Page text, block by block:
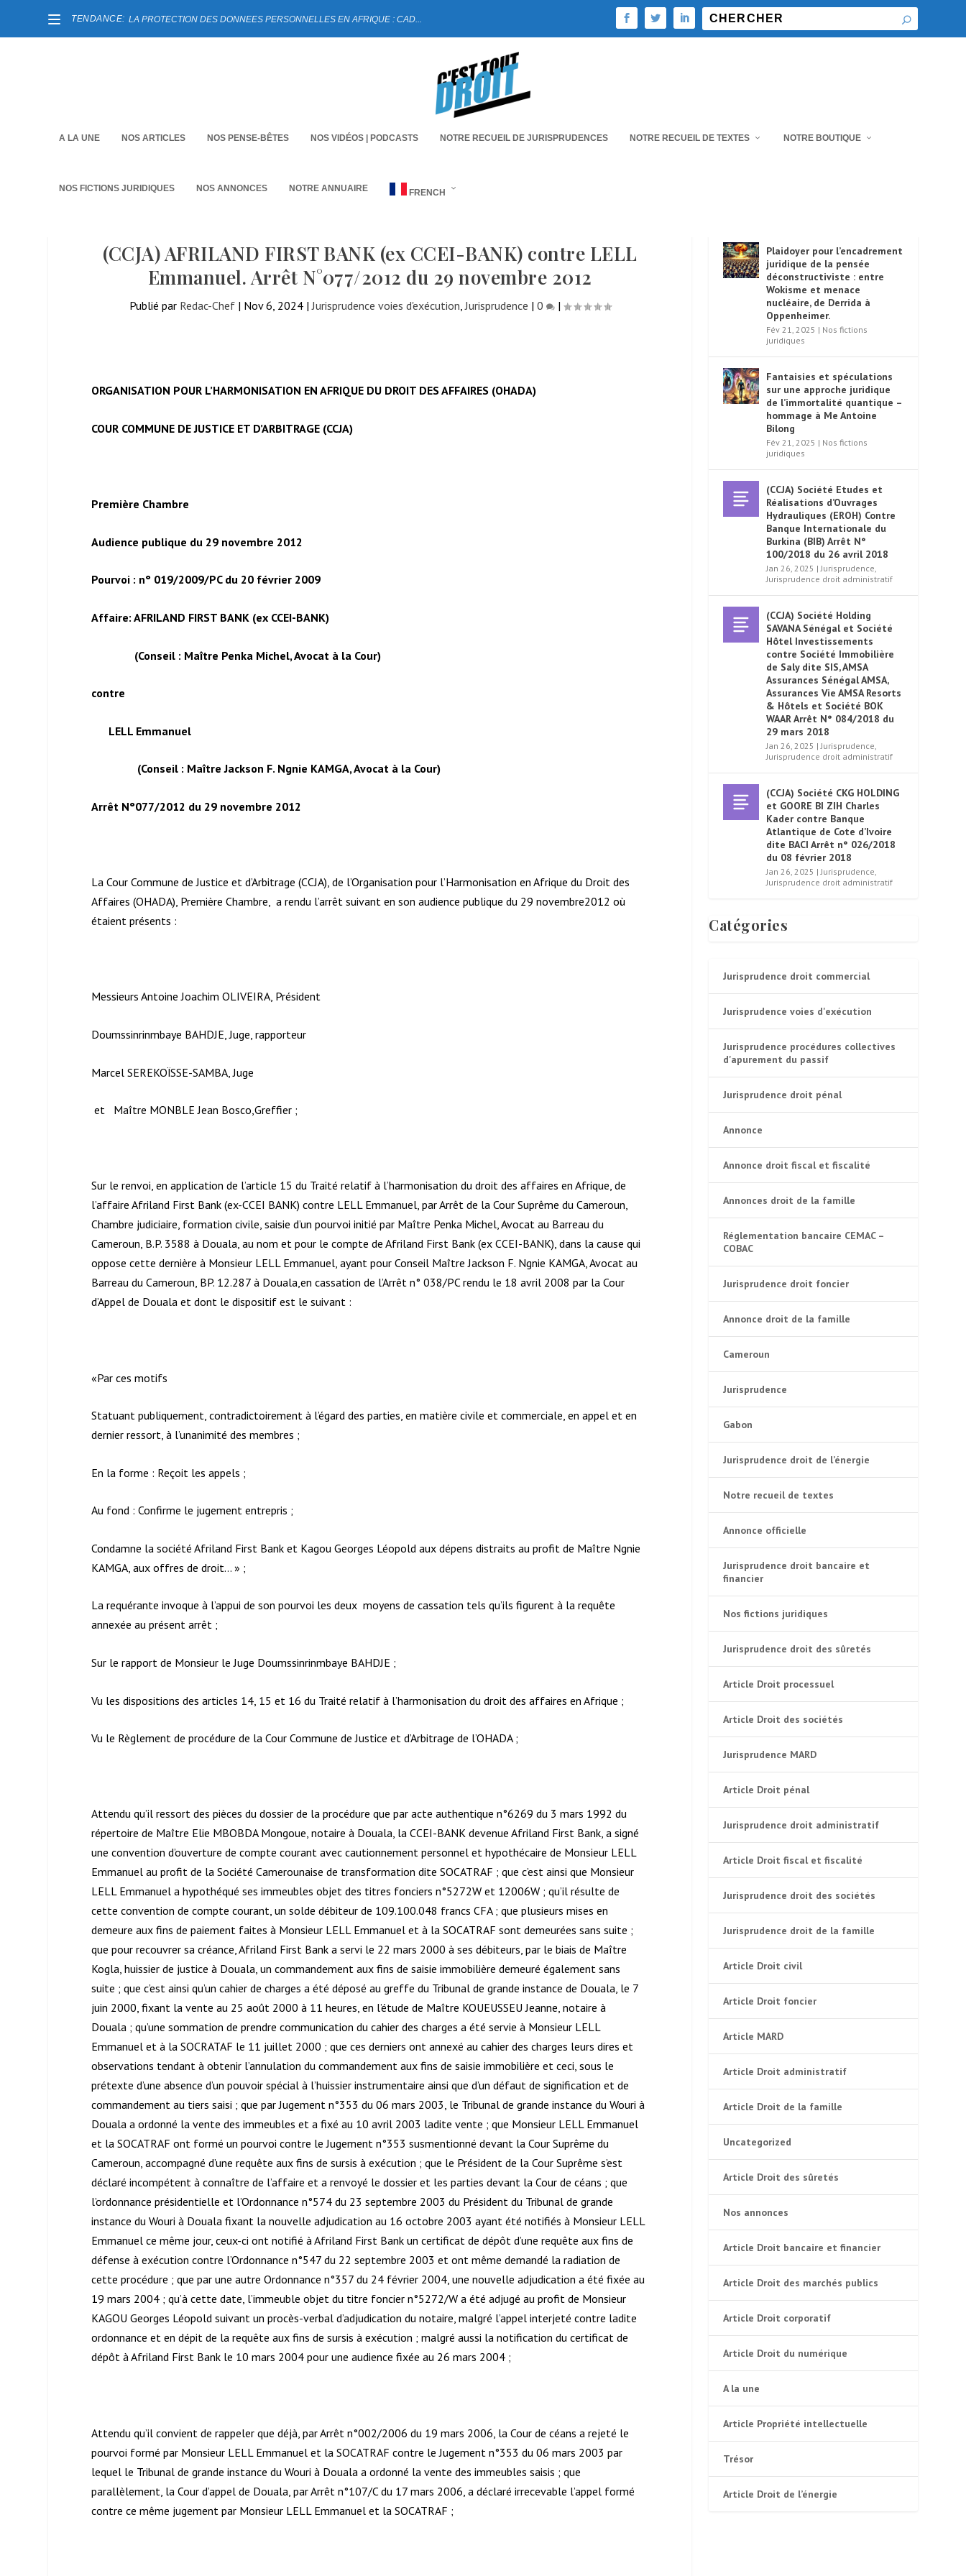
TENDANCE: LA PROTECTION DES DONNEES PERSONNELLES EN AFRIQUE : CAD...
A LA UNE NOS ARTICLES NOS PENSE-BÊTES NOS VIDÉOS | PODCASTS NOTRE RECUEIL DE JURISPRUDENCES NOTRE RECUEIL DE TEXTES NOTRE BOUTIQUE
NOS FICTIONS JURIDIQUES NOS ANNONCES NOTRE ANNUAIRE FRENCH
(CCJA) AFRILAND FIRST BANK (ex CCEI-BANK) contre LELL
Emmanuel. Arrêt N°077/2012 du 29 novembre 2012
Publié par Redac-Chef| Nov 6, 2024|Jurisprudence voies d'exécution,Jurisprudence | 0 |
ORGANISATION POUR L’HARMONISATION EN AFRIQUE DU DROIT DES AFFAIRES (OHADA)
COUR COMMUNE DE JUSTICE ET D’ARBITRAGE (CCJA)
Première Chambre
Audience publique du 29 novembre 2012
Pourvoi : n° 019/2009/PC du 20 février 2009
Affaire: AFRILAND FIRST BANK (ex CCEI-BANK)
(Conseil : Maître Penka Michel, Avocat à la Cour)
contre
LELL Emmanuel
(Conseil : Maître Jackson F. Ngnie KAMGA, Avocat à la Cour)
Arrêt N°077/2012 du 29 novembre 2012
La Cour Commune de Justice et d’Arbitrage (CCJA), de l’Organisation pour l’Harmonisation en Afrique du Droit des
Affaires (OHADA), Première Chambre, a rendu l’arrêt suivant en son audience publique du 29 novembre2012 où
étaient présents :
Messieurs Antoine Joachim OLIVEIRA, Président
Doumssinrinmbaye BAHDJE, Juge, rapporteur
Marcel SEREKOÏSSE-SAMBA, Juge
et Maître MONBLE Jean Bosco,Greffier ;
Sur le renvoi, en application de l’article 15 du Traité relatif à l’harmonisation du droit des affaires en Afrique, de
l’affaire Afriland First Bank (ex-CCEI BANK) contre LELL Emmanuel, par Arrêt de la Cour Suprême du Cameroun,
Chambre judiciaire, formation civile, saisie d’un pourvoi initié par Maître Penka Michel, Avocat au Barreau du
Cameroun, B.P. 3588 à Douala, au nom et pour le compte de Afriland First Bank (ex CCEI-BANK), dans la cause qui
oppose cette dernière à Monsieur LELL Emmanuel, ayant pour Conseil Maître Jackson F. Ngnie KAMGA, Avocat au
Barreau du Cameroun, BP. 12.287 à Douala,en cassation de l’Arrêt n° 038/PC rendu le 18 avril 2008 par la Cour
d’Appel de Douala et dont le dispositif est le suivant :
«Par ces motifs
Statuant publiquement, contradictoirement à l’égard des parties, en matière civile et commerciale, en appel et en
dernier ressort, à l’unanimité des membres ;
En la forme : Reçoit les appels ;
Au fond : Confirme le jugement entrepris ;
Condamne la société Afriland First Bank et Kagou Georges Léopold aux dépens distraits au profit de Maître Ngnie
KAMGA, aux offres de droit… » ;
La requérante invoque à l’appui de son pourvoi les deux moyens de cassation tels qu’ils figurent à la requête
annexée au présent arrêt ;
Sur le rapport de Monsieur le Juge Doumssinrinmbaye BAHDJE ;
Vu les dispositions des articles 14, 15 et 16 du Traité relatif à l’harmonisation du droit des affaires en Afrique ;
Vu le Règlement de procédure de la Cour Commune de Justice et d’Arbitrage de l’OHADA ;
Attendu qu’il ressort des pièces du dossier de la procédure que par acte authentique n°6269 du 3 mars 1992 du
répertoire de Maître Elie MBOBDA Mongoue, notaire à Douala, la CCEI-BANK devenue Afriland First Bank, a signé
une convention d’ouverture de compte courant avec cautionnement personnel et hypothécaire de Monsieur LELL
Emmanuel au profit de la Société Camerounaise de transformation dite SOCATRAF ; que c’est ainsi que Monsieur
LELL Emmanuel a hypothéqué ses immeubles objet des titres fonciers n°5272W et 12006W ; qu’il résulte de
cette convention de compte courant, un solde débiteur de 109.100.048 francs CFA ; que plusieurs mises en
demeure aux fins de paiement faites à Monsieur LELL Emmanuel et à la SOCATRAF sont demeurées sans suite ;
que pour recouvrer sa créance, Afriland First Bank a servi le 22 mars 2000 à ses débiteurs, par le biais de Maître
Kogla, huissier de justice à Douala, un commandement aux fins de saisie immobilière demeuré également sans
suite ; que c’est ainsi qu’un cahier de charges a été déposé au greffe du Tribunal de grande instance de Douala, le 7
juin 2000, fixant la vente au 25 août 2000 à 11 heures, en l’étude de Maître KOUEUSSEU Jeanne, notaire à
Douala ; qu’une sommation de prendre communication du cahier des charges a été servie à Monsieur LELL
Emmanuel et à la SOCRATAF le 11 juillet 2000 ; que ces derniers ont annexé au cahier des charges leurs dires et
observations tendant à obtenir l’annulation du commandement aux fins de saisie immobilière et ceci, sous le
prétexte d’une absence d’un pouvoir spécial à l’huissier instrumentaire ainsi que d’un défaut de signification et de
commandement au tiers saisi ; que par Jugement n°353 du 06 mars 2003, le Tribunal de grande instance du Wouri à
Douala a ordonné la vente des immeubles et a fixé au 10 avril 2003 ladite vente ; que Monsieur LELL Emmanuel
et la SOCATRAF ont formé un pourvoi contre le Jugement n°353 susmentionné devant la Cour Suprême du
Cameroun, accompagné d’une requête aux fins de sursis à exécution ; que le Président de la Cour Suprême s’est
déclaré incompétent à connaître de l’affaire et a renvoyé le dossier et les parties devant la Cour de céans ; que
l’ordonnance présidentielle et l’Ordonnance n°574 du 23 septembre 2003 du Président du Tribunal de grande
instance du Wouri à Douala fixant la nouvelle adjudication au 16 octobre 2003 ayant été notifiés à Monsieur LELL
Emmanuel ce même jour, ceux-ci ont notifié à Afriland First Bank un certificat de dépôt d’une requête aux fins de
défense à exécution contre l’Ordonnance n°547 du 22 septembre 2003 et ont même demandé la radiation de
cette procédure ; que par une autre Ordonnance n°357 du 24 février 2004, une nouvelle adjudication a été fixée au
19 mars 2004 ; qu’à cette date, l’immeuble objet du titre foncier n°5272/W a été adjugé au profit de Monsieur
KAGOU Georges Léopold suivant un procès-verbal d’adjudication du notaire, malgré l’appel interjeté contre ladite
ordonnance et en dépit de la requête aux fins de sursis à exécution ; malgré aussi la notification du certificat de
dépôt à Afriland First Bank le 10 mars 2004 pour une audience fixée au 26 mars 2004 ;
Attendu qu’il convient de rappeler que déjà, par Arrêt n°002/2006 du 19 mars 2006, la Cour de céans a rejeté le
pourvoi formé par Monsieur LELL Emmanuel et la SOCATRAF contre le Jugement n°353 du 06 mars 2003 par
lequel le Tribunal de grande instance du Wouri à Douala a ordonné la vente des immeubles saisis ; que
parallèlement, la Cour d’appel de Douala, par Arrêt n°107/C du 17 mars 2006, a déclaré irrecevable l’appel formé
contre ce même jugement par Monsieur LELL Emmanuel et la SOCATRAF ;
Plaidoyer pour l’encadrement
juridique de la pensée
déconstructiviste : entre
Wokisme et menace
nucléaire, de Derrida à
Oppenheimer.
Fév 21, 2025 | Nos fictions
juridiques
Fantaisies et spéculations
sur une approche juridique
de l’immortalité quantique –
hommage à Me Antoine
Bilong
Fév 21, 2025 | Nos fictions
juridiques
(CCJA) Société Etudes et
Réalisations d’Ouvrages
Hydrauliques (EROH) Contre
Banque Internationale du
Burkina (BIB) Arrêt N°
100/2018 du 26 avril 2018
Jan 26, 2025 |Jurisprudence,
Jurisprudence droit administratif
(CCJA) Société Holding
SAVANA Sénégal et Société
Hôtel Investissements
contre Société Immobilière
de Saly dite SIS, AMSA
Assurances Sénégal AMSA,
Assurances Vie AMSA Resorts
& Hôtels et Société BOK
WAAR Arrêt N° 084/2018 du
29 mars 2018
Jan 26, 2025 |Jurisprudence,
Jurisprudence droit administratif
(CCJA) Société CKG HOLDING
et GOORE BI ZIH Charles
Kader contre Banque
Atlantique de Cote d’Ivoire
dite BACI Arrêt n° 026/2018
du 08 février 2018
Jan 26, 2025 |Jurisprudence,
Jurisprudence droit administratif
Catégories
Jurisprudence droit commercial
Jurisprudence voies d'exécution
Jurisprudence procédures collectives
d'apurement du passif
Jurisprudence droit pénal
Annonce
Annonce droit fiscal et fiscalité
Annonces droit de la famille
Réglementation bancaire CEMAC –
COBAC
Jurisprudence droit foncier
Annonce droit de la famille
Cameroun
Jurisprudence
Gabon
Jurisprudence droit de l’énergie
Notre recueil de textes
Annonce officielle
Jurisprudence droit bancaire et
financier
Nos fictions juridiques
Jurisprudence droit des sûretés
Article Droit processuel
Article Droit des sociétés
Jurisprudence MARD
Article Droit pénal
Jurisprudence droit administratif
Article Droit fiscal et fiscalité
Jurisprudence droit des sociétés
Jurisprudence droit de la famille
Article Droit civil
Article Droit foncier
Article MARD
Article Droit administratif
Article Droit de la famille
Uncategorized
Article Droit des sûretés
Nos annonces
Article Droit bancaire et financier
Article Droit des marchés publics
Article Droit corporatif
Article Droit du numérique
A la une
Article Propriété intellectuelle
Trésor
Article Droit de l’énergie